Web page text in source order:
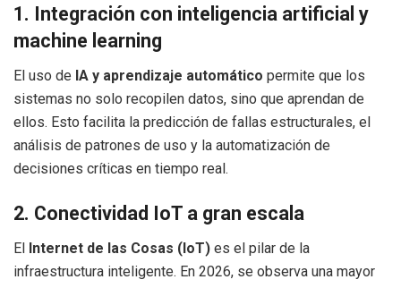
1. Integración con inteligencia artificial y
machine learning
El uso de IA y aprendizaje automático permite que los
sistemas no solo recopilen datos, sino que aprendan de
ellos. Esto facilita la predicción de fallas estructurales, el
análisis de patrones de uso y la automatización de
decisiones críticas en tiempo real.
2. Conectividad IoT a gran escala
El Internet de las Cosas (IoT) es el pilar de la
infraestructura inteligente. En 2026, se observa una mayor